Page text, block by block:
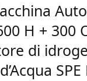
H + 300
di